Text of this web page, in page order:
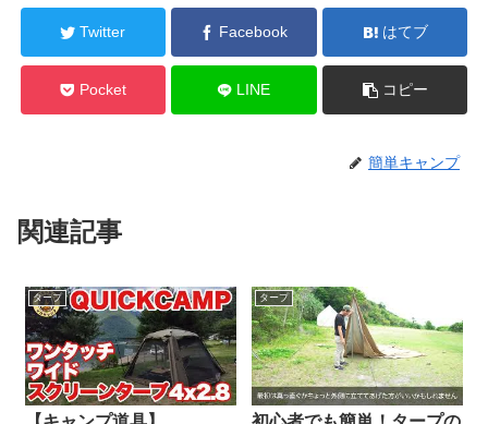
Twitter Facebook はてブ
Pocket LINE コピー
簡単キャンプ
関連記事
タープ タープ